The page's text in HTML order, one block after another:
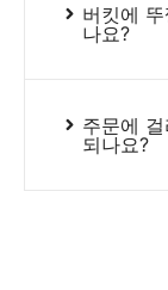
버킷에
나요?
주문에
되나요?